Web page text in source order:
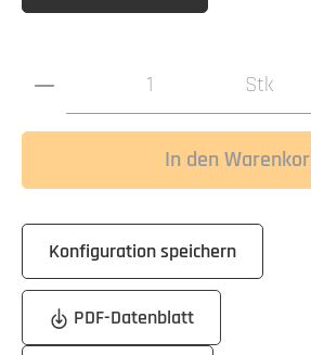
Produkt Anzahl: Gib den Stk
In den
Konfiguration speichern
PDF-Datenblatt